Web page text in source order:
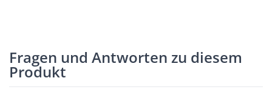
Fragen und Antworten zu diesem
Produkt